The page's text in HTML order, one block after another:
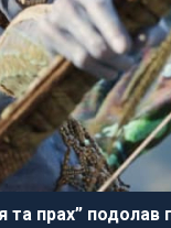
та прах” подолав